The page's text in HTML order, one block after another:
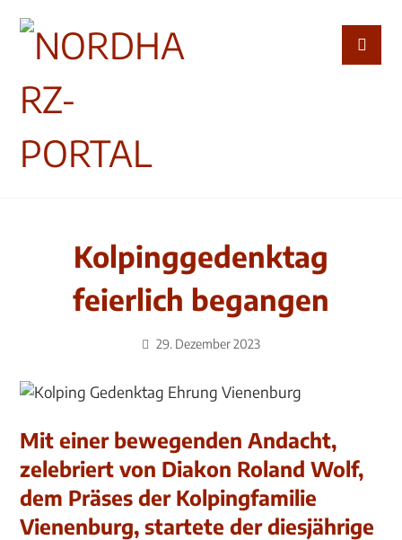
Kolpinggedenktag
feierlich begangen
29. Dezember 2023
Mit einer bewegenden Andacht,
zelebriert von Diakon Roland Wolf,
dem Präses der Kolpingfamilie
Vienenburg, startete der diesjährige